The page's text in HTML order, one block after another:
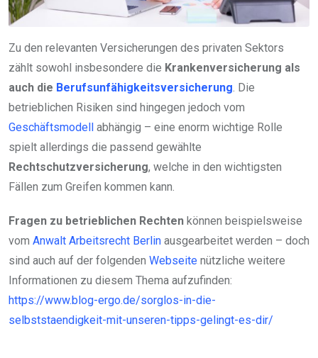
Zu den relevanten Versicherungen des privaten Sektors
zählt sowohl insbesondere die Krankenversicherung als
auch die Berufsunfähigkeitsversicherung. Die
betrieblichen Risiken sind hingegen jedoch vom
Geschäftsmodell
abhängig – eine enorm wichtige Rolle
spielt allerdings die passend gewählte
Rechtschutzversicherung, welche in den wichtigsten
Fällen zum Greifen kommen kann.
Fragen zu betrieblichen Rechten können beispielsweise
vom Anwalt Arbeitsrecht Berlin ausgearbeitet werden – doch
sind auch auf der folgenden Webseite nützliche weitere
Informationen zu diesem Thema aufzufinden:
https://www.blog-ergo.de/sorglos-in-die-
selbststaendigkeit-mit-unseren-tipps-gelingt-es-dir/